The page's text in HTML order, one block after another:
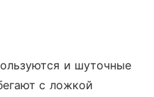
и шуточные
с ложкой